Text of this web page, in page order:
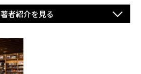
著者紹介を⾒る